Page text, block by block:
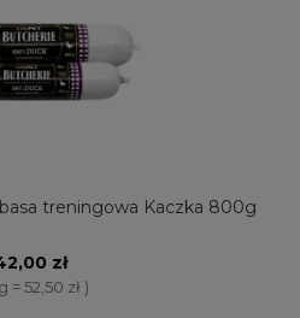
treningowa Kaczka 800g
zł
= 52,50 zł )